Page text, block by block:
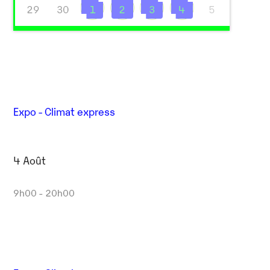
29 30 1 2 3 4 5
Expo - Climat express
4 Août
9h00 - 20h00